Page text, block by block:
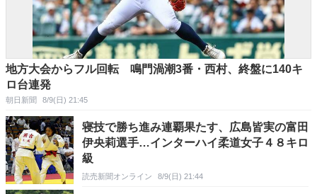
地方大会からフル回転 鳴門渦潮3番・西村、終盤に140キ
ロ台連発
朝日新聞 8/9(日) 21:45
寝技で勝ち進み連覇果たす、広島皆実の富田
伊央莉選手…インターハイ柔道女子４８キロ
級
読売新聞オンライン 8/9(日) 21:44